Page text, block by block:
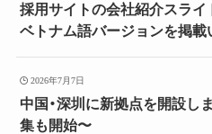
採用サイトの会社紹介スライ
ベトナム語バージョンを掲載
2026年7月7日
中国・深圳に新拠点を開設し
集も開始〜